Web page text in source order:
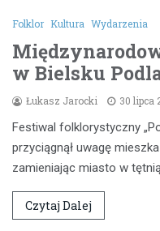
Folklor Kultura Wydarzenia
w Bielsku
Łukasz Jarocki 30 lipca
Festiwal folklorystyczny
przyciągnął uwagę
zamieniając miasto w
Czytaj Dalej